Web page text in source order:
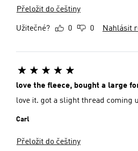
Přeložit do češtiny
Užitečné? 0 0 Nahlásit
love the fleece, bought a large
love it. got a slight thread coming
Carl
Přeložit do češtiny